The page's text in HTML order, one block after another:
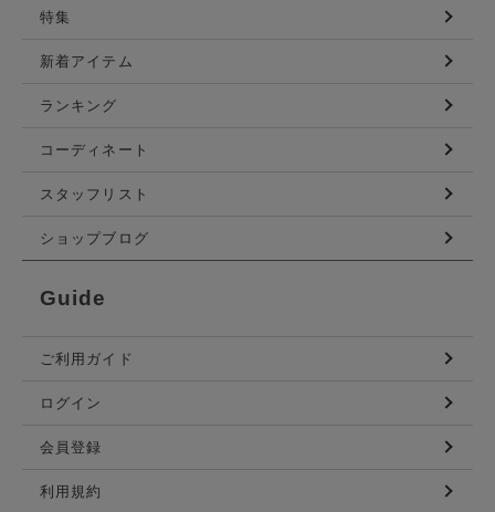
特集
新着アイテム
ランキング
コーディネート
スタッフリスト
ショップブログ
Guide
ご利用ガイド
ログイン
会員登録
利用規約